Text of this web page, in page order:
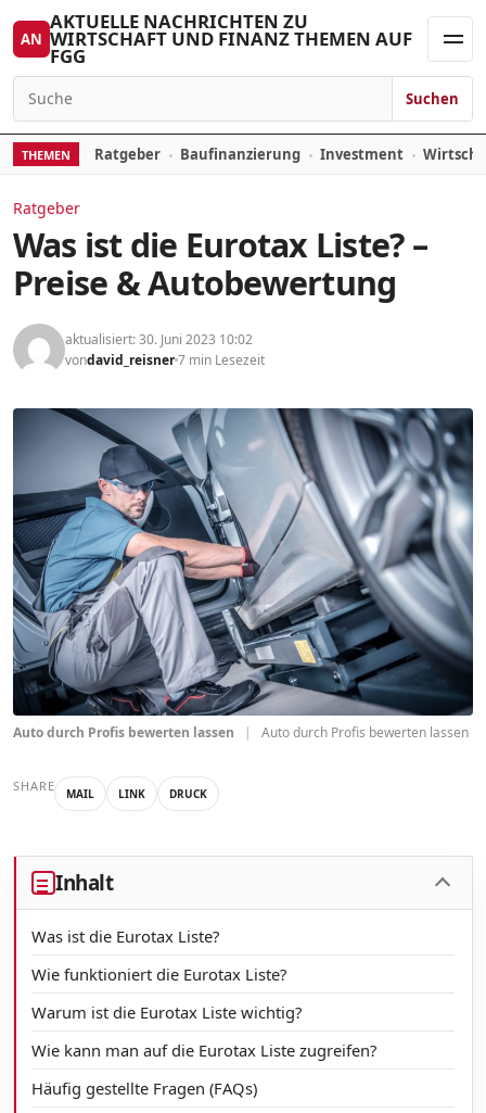
Skip to content
AN
AKTUELLE NACHRICHTEN ZU
WIRTSCHAFT UND FINANZ THEMEN AUF
FGG
Search for:
Suchen
THEMEN Ratgeber Baufinanzierung Investment
Ratgeber
Was ist die Eurotax Liste? –
Preise & Autobewertung
aktualisiert: 30. Juni 2023 10:02
vondavid_reisner7 min Lesezeit
Auto durch Profis bewerten lassen | Auto durch Profis bewerten lassen
SHARE MAIL LINK DRUCK
Inhalt
Was ist die Eurotax Liste?
Wie funktioniert die Eurotax Liste?
Warum ist die Eurotax Liste wichtig?
Wie kann man auf die Eurotax Liste zugreifen?
Häufig gestellte Fragen (FAQs)